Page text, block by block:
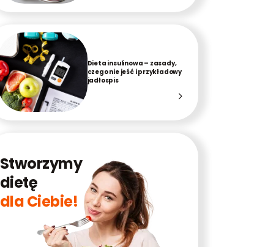
Dieta insulinowa – zasady,
czego nie jeść i przykładowy
jadłospis
Stworzymy
dietę
dla Ciebie!